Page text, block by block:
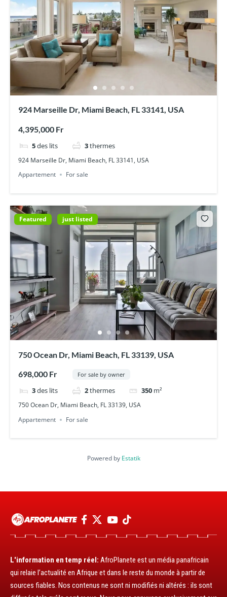
924 Marseille Dr, Miami Beach, FL 33141, USA
4,395,000 Fr
5des lits 3thermes
924 Marseille Dr, Miami Beach, FL 33141, USA
Appartement
For sale
Featured just listed
750 Ocean Dr, Miami Beach, FL 33139, USA
698,000 Fr For sale by owner
3des lits 2thermes 350 m²
750 Ocean Dr, Miami Beach, FL 33139, USA
Appartement
For sale
Powered by Estatik
L'information en temp réel: AfroPlanete est un média panafricain
qui relaie l’actualité en Afrique et dans le reste du monde à partir de
sources fiables. Nos contenus ne sont ni modifiés ni altérés : ils sont